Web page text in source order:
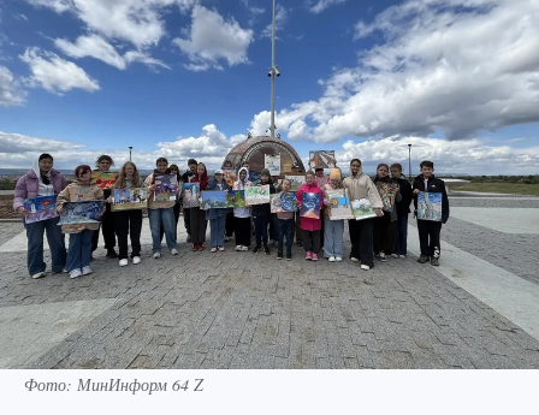
Фото: МинИнформ 64 Z